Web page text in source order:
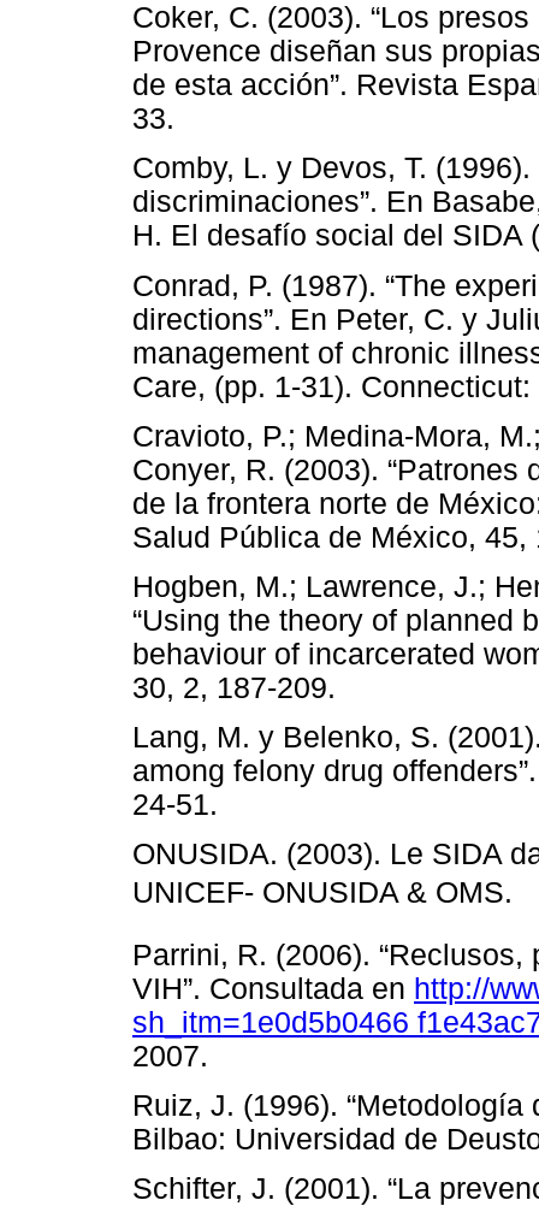
Coker, C. (2003). “Los
Provence diseñan sus
de esta acción”. Revista
33.
Comby, L. y Devos, T.
discriminaciones”. En
H. El desafío social del SIDA
Conrad, P. (1987). “The
directions”. En Peter, C. y
management of chronic
Care, (pp. 1-31).
Cravioto, P.; Medina-Mora,
Conyer, R. (2003).
de la frontera norte de
Salud Pública de México, 45,
Hogben, M.; Lawrence, J.;
“Using the theory of planned
behaviour of incarcerated
30, 2, 187-209.
Lang, M. y Belenko, S.
among felony drug
24-51.
ONUSIDA. (2003). Le SIDA
UNICEF- ONUSIDA & OMS.
Parrini, R. (2006).
VIH”. Consultada en http://
sh_itm=1e0d5b0466
2007.
Ruiz, J. (1996).
Bilbao: Universidad de
Schifter, J. (2001). “La